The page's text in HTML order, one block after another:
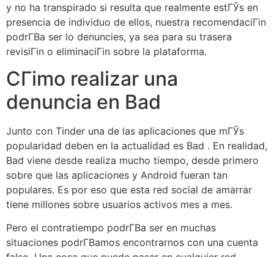
y no ha transpirado si resulta que realmente estГЎs en
presencia de individuo de ellos, nuestra recomendaciГіn
podrГ­В­a ser lo denuncies, ya sea para su trasera
revisiГіn o eliminaciГіn sobre la plataforma.
CГіmo realizar una
denuncia en Bad
Junto con Tinder una de las aplicaciones que mГЎs
popularidad deben en la actualidad es Bad . En realidad,
Bad viene desde realiza mucho tiempo, desde primero
sobre que las aplicaciones y Android fueran tan
populares. Es por eso que esta red social de amarrar
tiene millones sobre usuarios activos mes a mes.
Pero el contratiempo podrГ­В­a ser en muchas
situaciones podrГ­В­amos encontrarnos con una cuenta